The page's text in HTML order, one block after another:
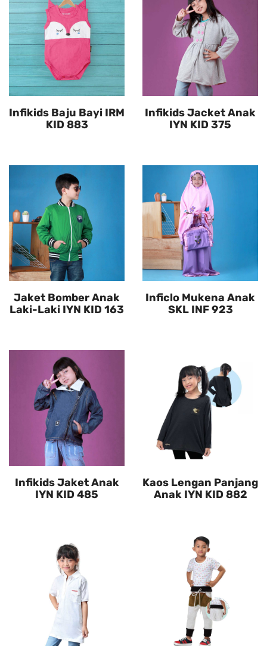
Infikids Baju Bayi IRM
KID 883
Infikids Jacket Anak
IYN KID 375
Jaket Bomber Anak
Laki-Laki IYN KID 163
Inficlo Mukena Anak
SKL INF 923
Infikids Jaket Anak
IYN KID 485
Kaos Lengan Panjang
Anak IYN KID 882